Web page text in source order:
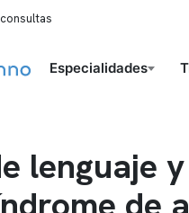
Especialidades
lenguaje